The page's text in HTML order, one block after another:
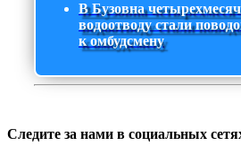
В Бузовна
водоотводу стали
к омбудсмену
Следите за нами в социальных